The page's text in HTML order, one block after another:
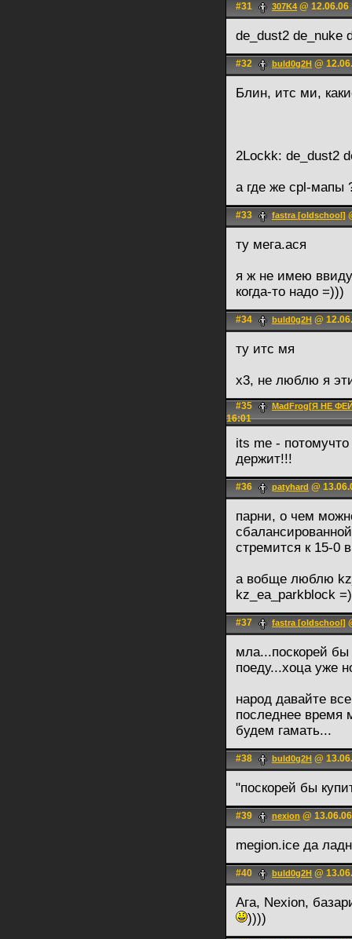
#31 307K4 @ 12.06.06
de_dust2 de_nuke
#32 buld0g2H @
Блин, итс ми,
2Lockk: de_dust2
а где же cpl-мапы
#33 fastra [oldschool]
ту мега.ася
я ж не имею ввиду
когда-то надо =)))
#34 buld0g2H @
ту итс мя
х3, не люблю я
#35 MadFrog[Я НЕ
16:01
its me -
держит!!!
#36 patyhard @
парни, о чем
стремится к 15-0
а вобще люблю
kz_ea_parkblock
#37 fastra [oldschool]
мла...поскорей бы
поеду...хоца уже
народ давайте
последнее время
будем гамать...
#38 buld0g2H @
"поскорей бы
#39 nexion @
megion.ice да
#40 buld0g2H @
Ага, Nexion,
))))